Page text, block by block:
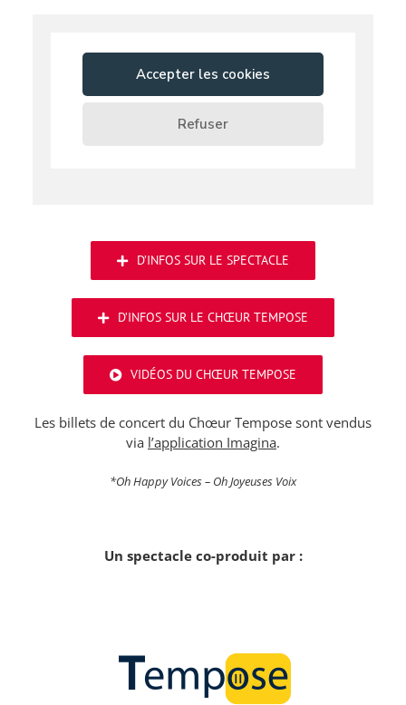
D’INFOS SUR LE SPECTACLE
D’INFOS SUR LE CHŒUR TEMPOSE
VIDÉOS DU CHŒUR TEMPOSE
Les billets de concert du Chœur Tempose sont vendus
via l’application Imagina.
*Oh Happy Voices – Oh Joyeuses Voix
Un spectacle co-produit par :